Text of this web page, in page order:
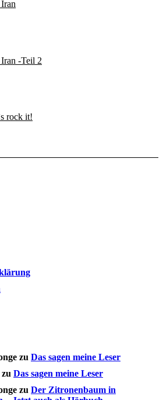
-Teil 2
rock it!
zu Das sagen meine Leser
zu Das sagen meine Leser
zu Der Zitronenbaum in